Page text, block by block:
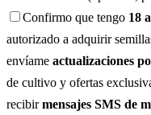
Confirmo que tengo 18
autorizado a adquirir
envíame actualizaciones
de cultivo y ofertas
recibirmensajes SMS de